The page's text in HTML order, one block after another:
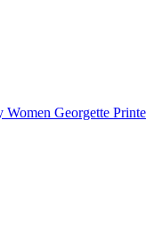
Women Georgette